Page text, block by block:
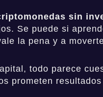
sin
Se puede si
la pena y a
todo parece
prometen